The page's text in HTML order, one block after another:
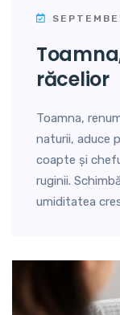
toamna, anotimpul favorabil
răcelior
Toamna,
naturii, aduce
coapte și
ruginii.
umiditatea